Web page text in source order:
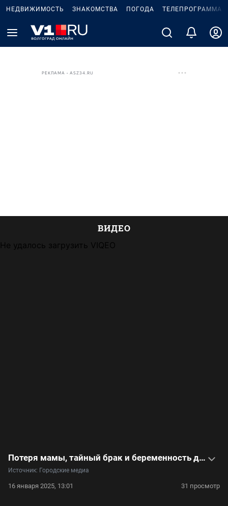
НЕДВИЖИМОСТЬ ЗНАКОМСТВА ПОГОДА ТЕЛЕПРОГРАММА
РЕКЛАМА • ASZ34.RU
ВИДЕО
Не удалось загрузить VIQEO
Потеря мамы, тайный брак и беременность дочери звезды «Моей прекрасной няни» — видео
Источник: Городские медиа
16 января 2025, 13:01 31 просмотр